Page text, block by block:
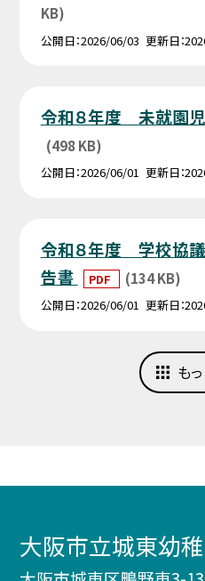
KB)
公開日 2026/06/03 更新日
令和８年度 未就園児
(498 KB)
公開日 2026/06/01 更新日
令和８年度 学校協議
告書
PDF (134 KB)
公開日 2026/06/01 更新日
も
大阪市立城東幼